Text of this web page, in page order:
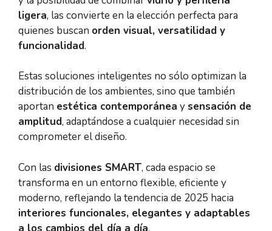
ligera, las convierte en la elección perfecta para
quienes buscan orden visual, versatilidad y
funcionalidad.
Estas soluciones inteligentes no sólo optimizan la
distribución de los ambientes, sino que también
aportan estética contemporánea ysensación de
amplitud, adaptándose a cualquier necesidad sin
comprometer el diseño.
Con las divisiones SMART, cada espacio se
transforma en un entorno flexible, eficiente y
moderno, reflejando la tendencia de 2025 hacia
interiores funcionales, elegantes y adaptables
a los cambios del día a día.